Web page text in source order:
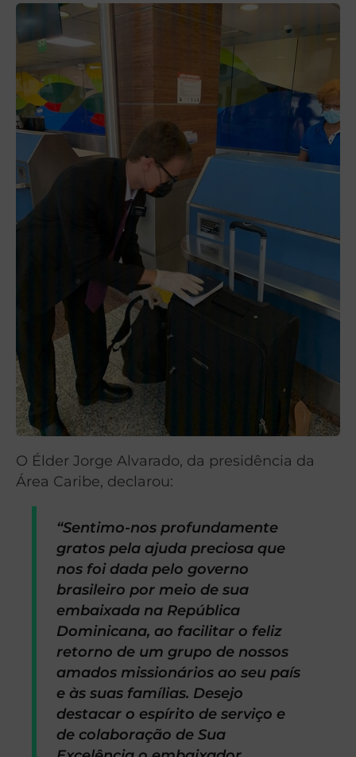
O Élder Jorge Alvarado, da presidência da
Área Caribe, declarou:
“Sentimo-nos profundamente
gratos pela ajuda preciosa que
nos foi dada pelo governo
brasileiro por meio de sua
embaixada na República
Dominicana, ao facilitar o feliz
retorno de um grupo de nossos
amados missionários ao seu país
e às suas famílias. Desejo
destacar o espírito de serviço e
de colaboração de Sua